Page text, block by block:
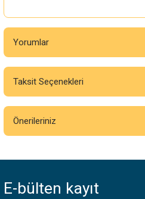
Yorumlar
Taksit Seçenekleri
Önerileriniz
Görüş ve önerileriniz için teşekkür
E-bülten kayıt